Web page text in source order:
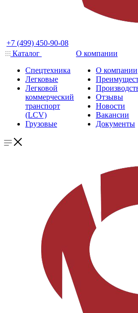
+7 (499) 450-90-08
Каталог
Спецтехника
Легковые
Легковой
коммерческий
транспорт
(LCV)
Грузовые
О компании
О компании
Отзывы
Новости
Вакансии
Документы